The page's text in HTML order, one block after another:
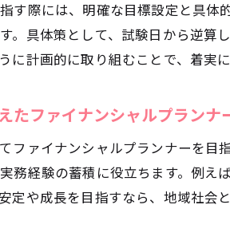
働
実
神奈川
地
フ
す際には、明確な目標設定と具体
。具体策として、試験日から逆算
に計画的に取り組むことで、着実
たファイナンシャルプランナ
ファイナンシャルプランナーを目
務経験の蓄積に役立ちます。例え
定や成長を目指すなら、地域社会